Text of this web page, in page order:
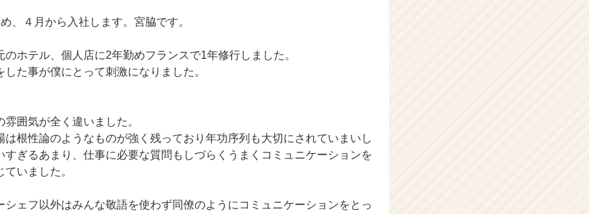
、４月から入社します。宮脇です。
ホテル、個人店に2年勤めフランスで1年修行しました。
た事が僕にとって刺激になりました。
囲気が全く違いました。
は根性論のようなものが強く残っており年功序列も大切にされていまいし
すぎるあまり、仕事に必要な質問もしづらくうまくコミュニケーションを
いました。
シェフ以外はみんな敬語を使わず同僚のようにコミュニケーションをとっ